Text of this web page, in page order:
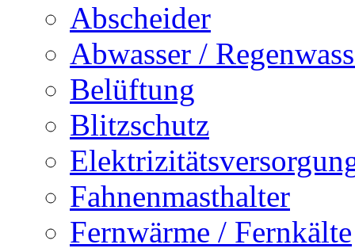
Abscheider
Abwasser /
Belüftung
Blitzschutz
Fahnenmasthalter
Fernwärme / Fernkälte